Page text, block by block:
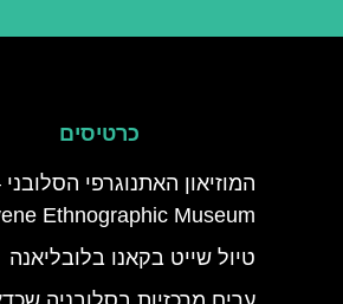
כרטיסים
המוזיאון האתנוגרפי הסלובני
Ethnographic Museum
טיול שייט בקאנו בלובליאנה